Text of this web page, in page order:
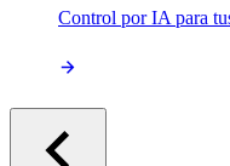
Control por IA para